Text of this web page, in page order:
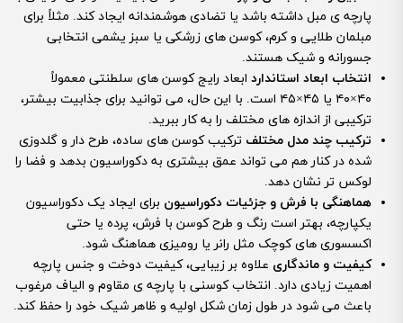
پارچه ی مبل داشته باشد یا تضادی هوشمندانه ایجاد کند. مثلاً برای
مبلمان طلایی و کرم، کوسن های زرشکی یا سبز یشمی انتخابی
جسورانه و شیک هستند.
انتخاب ابعاد استاندارد ابعاد رایج کوسن های سلطنتی معمولاً
۴۰×۴۰ یا ۴۵×۴۵ است. با این حال، می توانید برای جذابیت بیشتر،
ترکیبی از اندازه های مختلف را به کار ببرید.
ترکیب چند مدل مختلف ترکیب کوسن های ساده، طرح دار و گلدوزی
شده در کنار هم می تواند عمق بیشتری به دکوراسیون بدهد و فضا را
لوکس تر نشان دهد.
هماهنگی با فرش و جزئیات دکوراسیون برای ایجاد یک دکوراسیون
یکپارچه، بهتر است رنگ و طرح کوسن با فرش، پرده یا حتی
اکسسوری های کوچک مثل رانر یا رومیزی هماهنگ شود.
کیفیت و ماندگاری علاوه بر زیبایی، کیفیت دوخت و جنس پارچه
اهمیت زیادی دارد. انتخاب کوسنی با پارچه ی مقاوم و الیاف مرغوب
باعث می شود در طول زمان شکل اولیه و ظاهر شیک خود را حفظ کند.